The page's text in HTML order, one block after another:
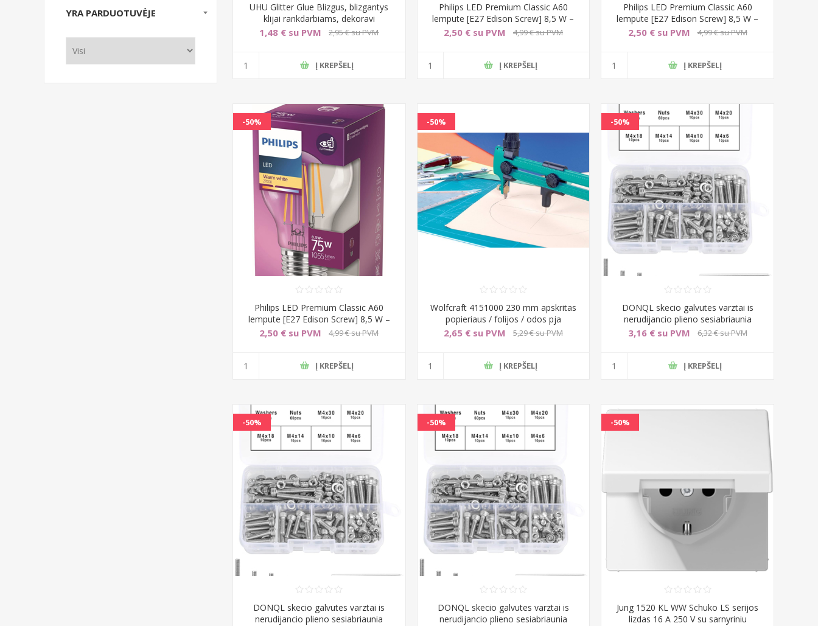
UHU Glitter Glue Blizgus, blizgantys
klijai rankdarbiams, dekoravi
1,48 € su PVM 2,95 € su PVM
Į KREPŠELĮ
Philips LED Premium Classic A60
lempute [E27 Edison Screw] 8,5 W –
2,50 € su PVM 4,99 € su PVM
Į KREPŠELĮ
Philips LED Premium Classic A60
lempute [E27 Edison Screw] 8,5 W –
2,50 € su PVM 4,99 € su PVM
Į KREPŠELĮ
-50%
Philips LED Premium Classic A60
lempute [E27 Edison Screw] 8,5 W –
2,50 € su PVM 4,99 € su PVM
Į KREPŠELĮ
-50%
Wolfcraft 4151000 230 mm apskritas
popieriaus / folijos / odos pja
2,65 € su PVM 5,29 € su PVM
Į KREPŠELĮ
-50%
DONQL skecio galvutes varztai is
nerudijancio plieno sesiabriaunia
3,16 € su PVM 6,32 € su PVM
Į KREPŠELĮ
-50%
DONQL skecio galvutes varztai is
nerudijancio plieno sesiabriaunia
-50%
DONQL skecio galvutes varztai is
nerudijancio plieno sesiabriaunia
-50%
Jung 1520 KL WW Schuko LS serijos
lizdas 16 A 250 V su sarnyriniu
YRA PARDUOTUVĖJE